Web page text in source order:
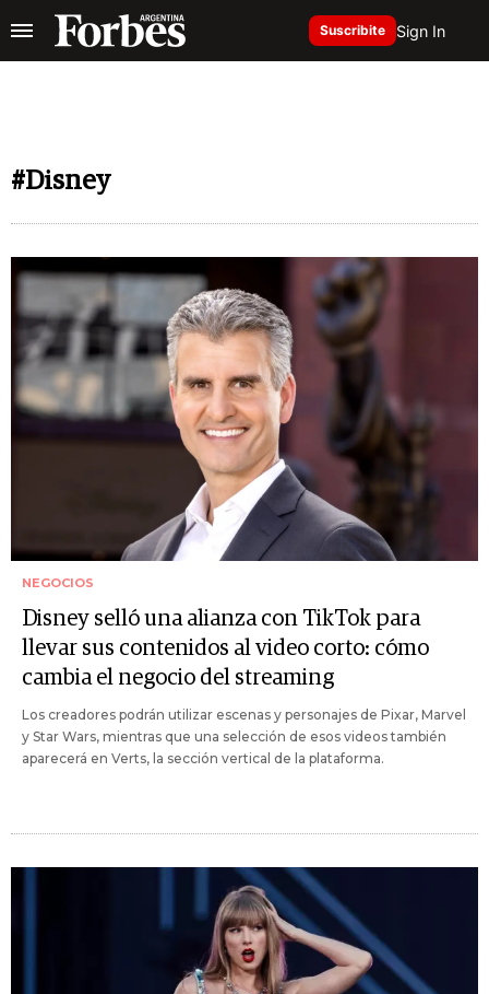
Suscribite Sign In
#Disney
NEGOCIOS
Disney selló una alianza con TikTok para
llevar sus contenidos al video corto: cómo
cambia el negocio del streaming
Los creadores podrán utilizar escenas y personajes de Pixar, Marvel
y Star Wars, mientras que una selección de esos videos también
aparecerá en Verts, la sección vertical de la plataforma.